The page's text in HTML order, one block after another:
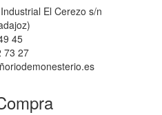
El Cerezo s/n
45
73 27